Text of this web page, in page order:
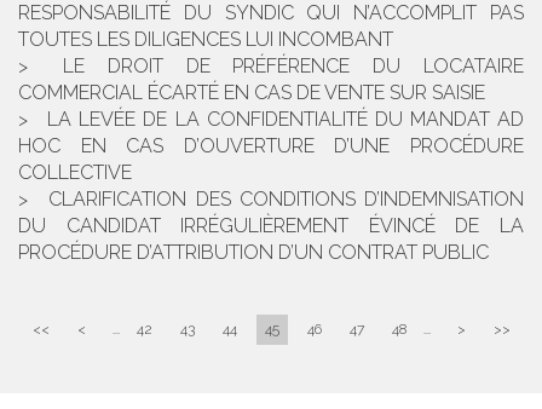
RESPONSABILITÉ DU SYNDIC QUI N’ACCOMPLIT PAS
TOUTES LES DILIGENCES LUI INCOMBANT
LE DROIT DE PRÉFÉRENCE DU LOCATAIRE
COMMERCIAL ÉCARTÉ EN CAS DE VENTE SUR SAISIE
LA LEVÉE DE LA CONFIDENTIALITÉ DU MANDAT AD
HOC EN CAS D’OUVERTURE D’UNE PROCÉDURE
COLLECTIVE
CLARIFICATION DES CONDITIONS D’INDEMNISATION
DU CANDIDAT IRRÉGULIÈREMENT ÉVINCÉ DE LA
PROCÉDURE D’ATTRIBUTION D’UN CONTRAT PUBLIC
<< < ... 42 43 44 45 46 47 48 ... > >>